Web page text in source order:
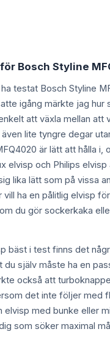
Bosch Styline
testat Bosch Styline
igång märkte jag
att växla mellan att
även lite tyngre degar
är lätt att hålla
elvisp och Philips
lika lätt som på vissa
vill ha en pålitlig elvisp
du gör sockerkaka
bäst i test finns det
själv måste ha en
också att
det inte följer med
elvisp med bunke
som söker maximal